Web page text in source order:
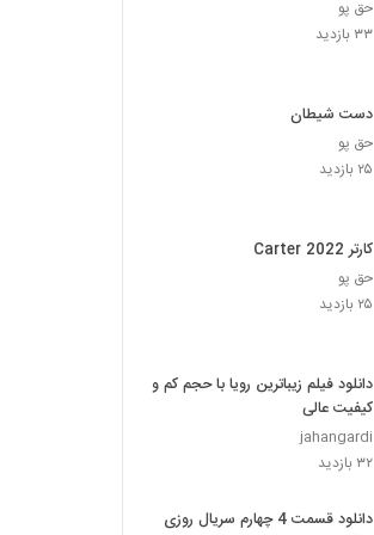
حق پو
۳۳ بازدید
دست شیطان
حق پو
۲۵ بازدید
کارتر Carter 2022
حق پو
۲۵ بازدید
دانلود فیلم زیباترین رویا با حجم کم و
کیفیت عالی
jahangardi
۳۲ بازدید
دانلود قسمت 4 چهارم سریال روزی